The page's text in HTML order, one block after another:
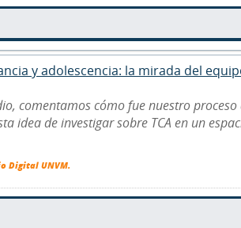
y adolescencia: la mirada del
comentamos cómo fue nuestro
idea de investigar sobre TCA en un
Digital UNVM.